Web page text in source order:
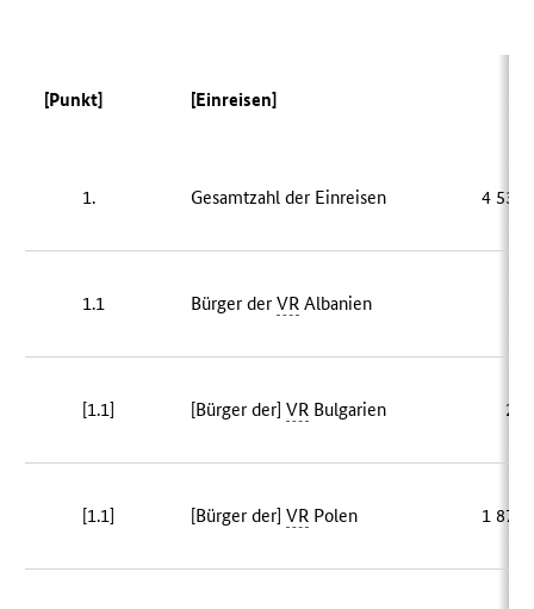
[Punkt] [Einreisen]
1. Gesamtzahl der Einreisen 4 532
1.1 Bürger derVR Albanien
[1.1] [Bürger der]VR Bulgarien 20
[1.1] [Bürger der]VR Polen 1 872